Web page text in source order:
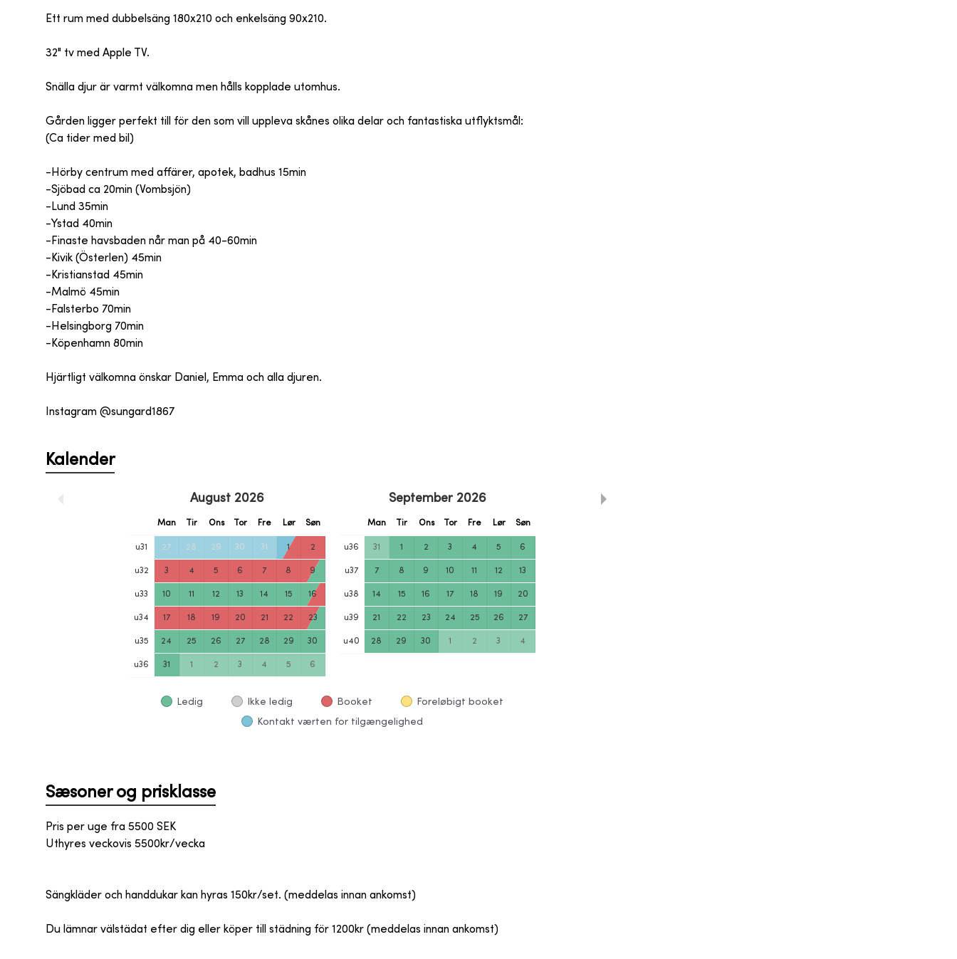
Ett rum med dubbelsäng 180x210 och enkelsäng 90x210.
32" tv med Apple TV.
Snälla djur är varmt välkomna men hålls kopplade utomhus.
Gården ligger perfekt till för den som vill uppleva skånes olika delar och fantastiska utflyktsmål:
(Ca tider med bil)
-Hörby centrum med affärer, apotek, badhus 15min
-Sjöbad ca 20min (Vombsjön)
-Lund 35min
-Ystad 40min
-Finaste havsbaden når man på 40-60min
-Kivik (Österlen) 45min
-Kristianstad 45min
-Malmö 45min
-Falsterbo 70min
-Helsingborg 70min
-Köpenhamn 80min
Hjärtligt välkomna önskar Daniel, Emma och alla djuren.
Instagram @sungard1867
Kalender
August 2026
Man Tir Ons Tor Fre Lør Søn
u31 27 28 29 30 31 1 2
u32 3 4 5 6 7 8 9
u33 10 11 12 13 14 15 16
u34 17 18 19 20 21 22 23
u35 24 25 26 27 28 29 30
u36 31 1 2 3 4 5 6
September 2026
Man Tir Ons Tor Fre Lør Søn
u36 31 1 2 3 4 5 6
u37 7 8 9 10 11 12 13
u38 14 15 16 17 18 19 20
u39 21 22 23 24 25 26 27
u40 28 29 30 1 2 3 4
Ledig Ikke ledig Booket Foreløbigt booket
Kontakt værten for tilgængelighed
Sæsoner og prisklasse
Pris per uge fra 5500 SEK
Uthyres veckovis 5500kr/vecka
Sängkläder och handdukar kan hyras 150kr/set. (meddelas innan ankomst)
Du lämnar välstädat efter dig eller köper till städning för 1200kr (meddelas innan ankomst)